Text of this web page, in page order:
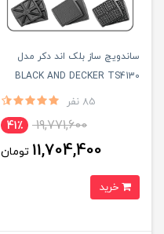
ساندویچ ساز بلک اند دکر مدل
BLACK AND DECKER TS4130
85 نفر
19,771,600 41٪
11,704,400 تومان